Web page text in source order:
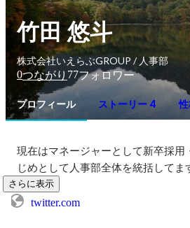
竹田 悠斗
株式会社いえらぶGROUP / 人事部
0つながり 77フォロワー
プロフィール ストーリー 4
現在はマネージャーとして新卒採用
じめとして人事部全体を統括してま
さらに表示
twitter.com